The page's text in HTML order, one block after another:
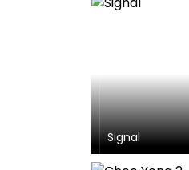
Signal